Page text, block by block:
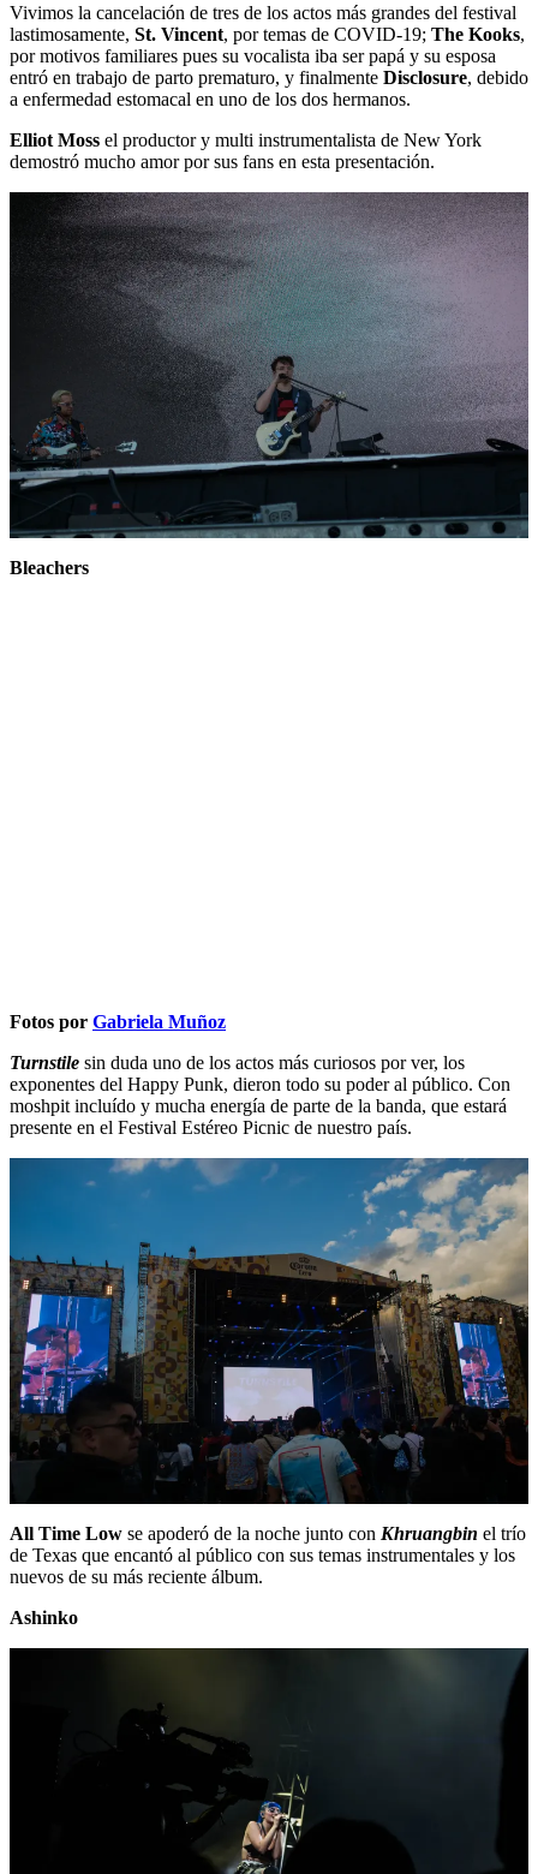
Vivimos la cancelación de tres de los actos más grandes del festival
lastimosamente, St. Vincent, por temas de COVID-19; The Kooks,
por motivos familiares pues su vocalista iba ser papá y su esposa
entró en trabajo de parto prematuro, y finalmente Disclosure, debido
a enfermedad estomacal en uno de los dos hermanos.
Elliot Moss el productor y multi instrumentalista de New York
demostró mucho amor por sus fans en esta presentación.
Bleachers
Fotos por Gabriela Muñoz
Turnstile sin duda uno de los actos más curiosos por ver, los
exponentes del Happy Punk, dieron todo su poder al público. Con
moshpit incluído y mucha energía de parte de la banda, que estará
presente en el Festival Estéreo Picnic de nuestro país.
All Time Low se apoderó de la noche junto con Khruangbin el trío
de Texas que encantó al público con sus temas instrumentales y los
nuevos de su más reciente álbum.
Ashinko